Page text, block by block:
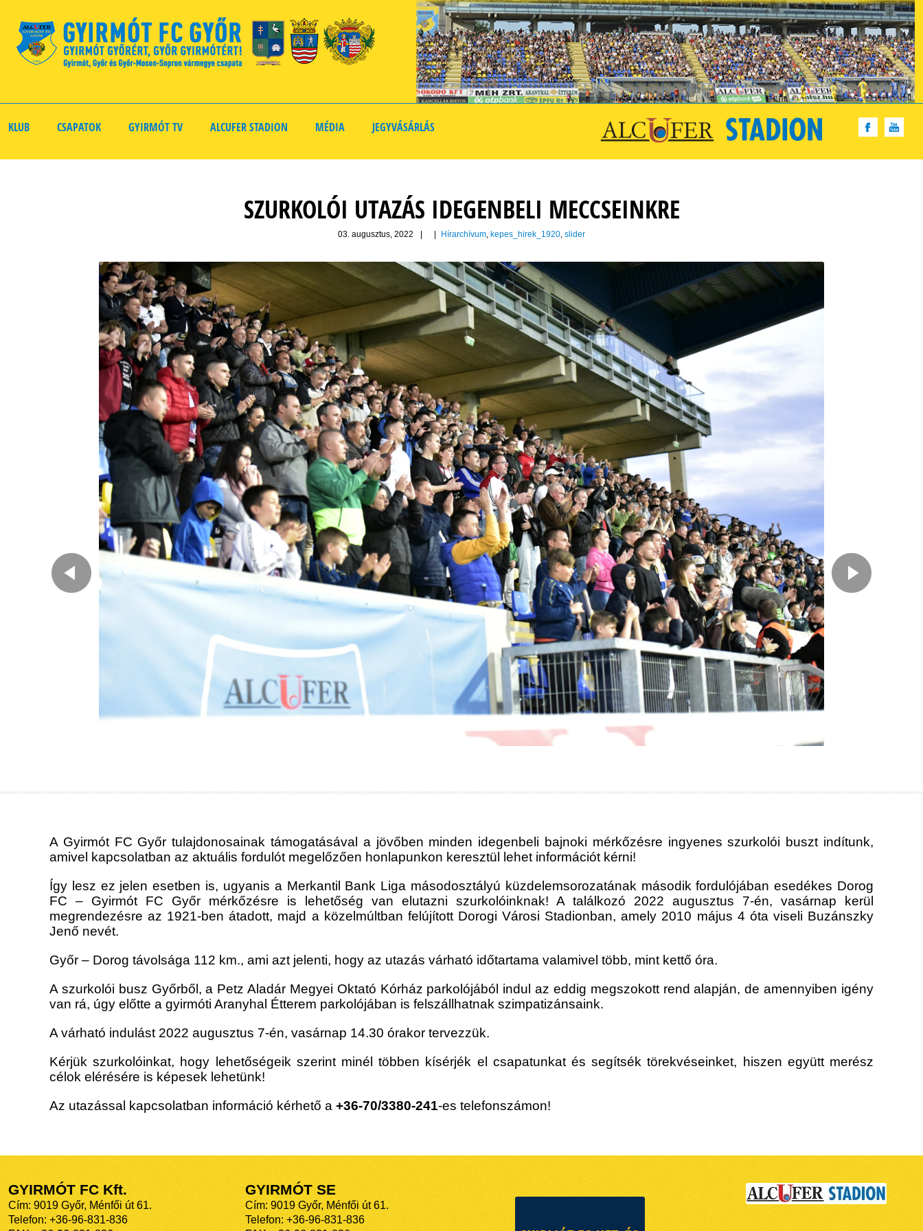
KLUB CSAPATOK GYIRMÓT TV ALCUFER STADION MÉDIA JEGYVÁSÁRLÁS
SZURKOLÓI UTAZÁS IDEGENBELI MECCSEINKRE
03. augusztus, 2022 Hírarchívum, kepes_hirek_1920, slider
A Gyirmót FC Győr tulajdonosainak támogatásával a jövőben minden idegenbeli bajnoki mérkőzésre ingyenes szurkolói buszt indítunk,
amivel kapcsolatban az aktuális fordulót megelőzően honlapunkon keresztül lehet információt kérni!
Így lesz ez jelen esetben is, ugyanis a Merkantil Bank Liga másodosztályú küzdelemsorozatának második fordulójában esedékes Dorog
FC – Gyirmót FC Győr mérkőzésre is lehetőség van elutazni szurkolóinknak! A találkozó 2022 augusztus 7-én, vasárnap kerül
megrendezésre az 1921-ben átadott, majd a közelmúltban felújított Dorogi Városi Stadionban, amely 2010 május 4 óta viseli Buzánszky
Jenő nevét.
Győr – Dorog távolsága 112 km., ami azt jelenti, hogy az utazás várható időtartama valamivel több, mint kettő óra.
A szurkolói busz Győrből, a Petz Aladár Megyei Oktató Kórház parkolójából indul az eddig megszokott rend alapján, de amennyiben igény
van rá, úgy előtte a gyirmóti Aranyhal Étterem parkolójában is felszállhatnak szimpatizánsaink.
A várható indulást 2022 augusztus 7-én, vasárnap 14.30 órakor tervezzük.
Kérjük szurkolóinkat, hogy lehetőségeik szerint minél többen kísérjék el csapatunkat és segítsék törekvéseinket, hiszen együtt merész
célok elérésére is képesek lehetünk!
Az utazással kapcsolatban információ kérhető a +36-70/3380-241-es telefonszámon!
GYIRMÓT FC Kft.
Cím: 9019 Győr, Ménfői út 61.
Telefon: +36-96-831-836
GYIRMÓT SE
Cím: 9019 Győr, Ménfői út 61.
Telefon: +36-96-831-836